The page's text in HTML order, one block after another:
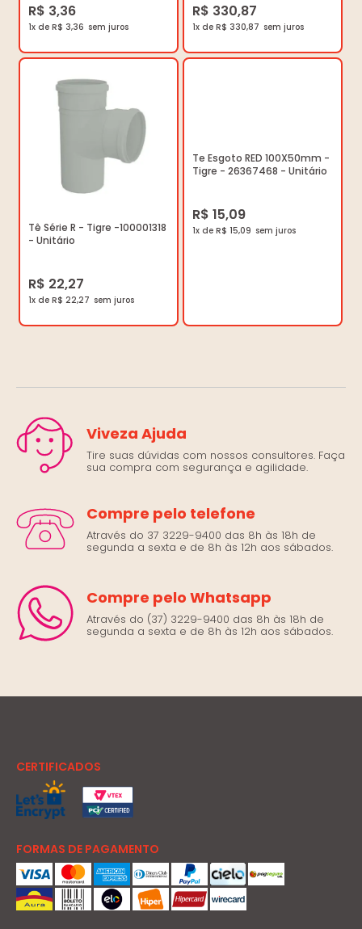
R$ 3,36
1x de R$ 3,36
R$ 330,87
1x de R$ 330,87
Tê Série R - Tigre -100001318
- Unitário
R$ 22,27
1x de R$ 22,27
Te Esgoto RED 100X50mm -
Tigre - 26367468 - Unitário
R$ 15,09
1x de R$ 15,09
Viveza Ajuda
Tire suas dúvidas com nossos consultores. Faça
sua compra com segurança e agilidade.
Compre pelo telefone
Através do 37 3229-9400 das 8h às 18h de
segunda a sexta e de 8h às 12h aos sábados.
Compre pelo Whatsapp
Através do (37) 3229-9400 das 8h às 18h de
segunda a sexta e de 8h às 12h aos sábados.
CERTIFICADOS
FORMAS DE PAGAMENTO